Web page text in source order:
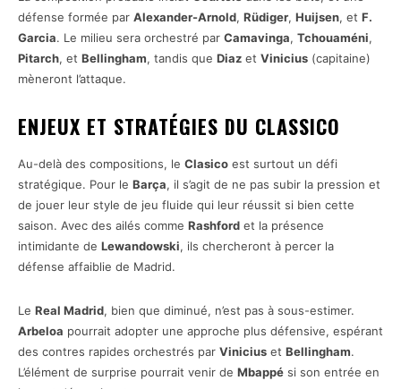
défense formée par Alexander-Arnold, Rüdiger, Huijsen, et F.
Garcia. Le milieu sera orchestré par Camavinga, Tchouaméni,
Pitarch, et Bellingham, tandis que Diaz et Vinicius (capitaine)
mèneront l’attaque.
ENJEUX ET STRATÉGIES DU CLASSICO
Au-delà des compositions, le Clasico est surtout un défi
stratégique. Pour le Barça, il s’agit de ne pas subir la pression et
de jouer leur style de jeu fluide qui leur réussit si bien cette
saison. Avec des ailés comme Rashford et la présence
intimidante de Lewandowski, ils chercheront à percer la
défense affaiblie de Madrid.
Le Real Madrid, bien que diminué, n’est pas à sous-estimer.
Arbeloa pourrait adopter une approche plus défensive, espérant
des contres rapides orchestrés par Vinicius et Bellingham.
L’élément de surprise pourrait venir de Mbappé si son entrée en